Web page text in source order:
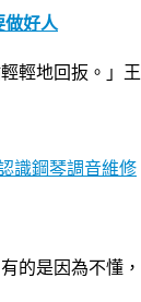
做好人
輕地回扳。
識鋼琴調音維修
的是因為不懂